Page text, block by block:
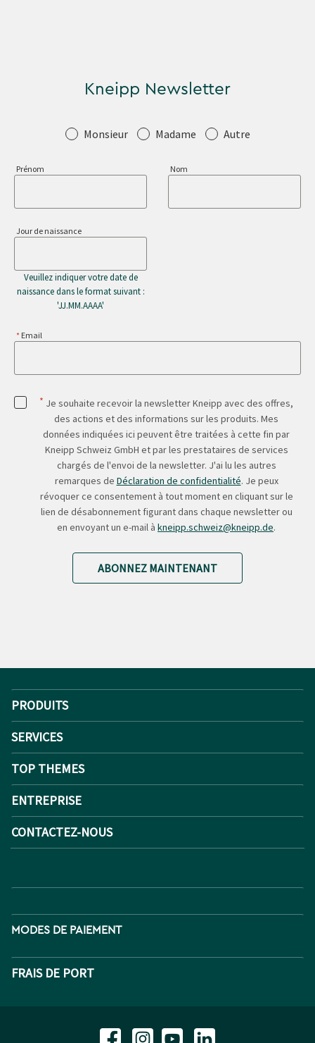
Kneipp Newsletter
SalutationMonsieur Madame Autre
Prénom Nom
Jour de naissance
Veuillez indiquer votre date de
naissance dans le format suivant :
'JJ.MM.AAAA'
Email
* Je souhaite recevoir la newsletter Kneipp avec des offres,
des actions et des informations sur les produits. Mes
données indiquées ici peuvent être traitées à cette fin par
Kneipp Schweiz GmbH et par les prestataires de services
chargés de l'envoi de la newsletter. J'ai lu les autres
remarques de Déclaration de confidentialité. Je peux
révoquer ce consentement à tout moment en cliquant sur le
lien de désabonnement figurant dans chaque newsletter ou
en envoyant un e-mail à kneipp.schweiz@kneipp.de.
ABONNEZ MAINTENANT
PRODUITS
SERVICES
TOP THEMES
ENTREPRISE
CONTACTEZ-NOUS
MODES DE PAIEMENT
FRAIS DE PORT